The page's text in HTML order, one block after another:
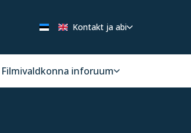
Kontakt ja abi
Filmivaldkonna inforuum